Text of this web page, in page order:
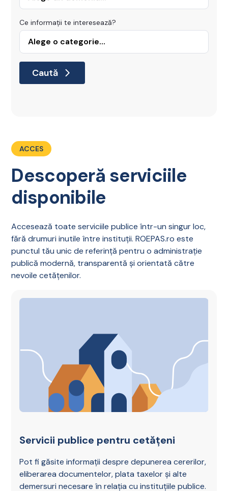
Ce informații te interesează?
Caută
ACCES
Descoperă serviciile
disponibile
Accesează toate serviciile publice într-un singur loc,
fără drumuri inutile între instituții. ROEPAS.ro este
punctul tău unic de referință pentru o administrație
publică modernă, transparentă și orientată către
nevoile cetățenilor.
Servicii publice pentru cetățeni
Pot fi găsite informații despre depunerea cererilor,
eliberarea documentelor, plata taxelor și alte
demersuri necesare în relația cu instituțiile publice.